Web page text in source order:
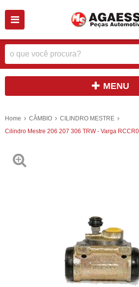
MENU
Home CÂMBIO
CILINDRO MESTRE
Cilindro Mestre 206 207 306 TRW - Varga